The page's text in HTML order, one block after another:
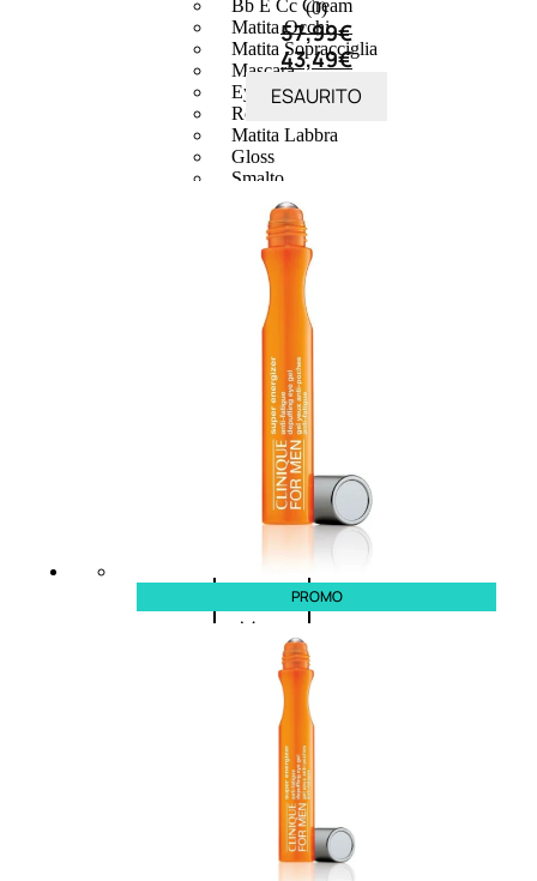
Bb E Cc Cream
Matita Occhi
Matita Sopracciglia
Mascara
Eyeliner
Rossetto
Matita Labbra
Gloss
Smalto
Smalto Effetti Speciali
Solventi Unghie
Palette
occhi
Primer
occhi
Eyeliner
Mascara
Matita
occhi
Antiocchiaie
e correttori
Matita
sopracciglia
Mascara
sopracciglia
(0)
57,99€
43,49€
ESAURITO
PROMO